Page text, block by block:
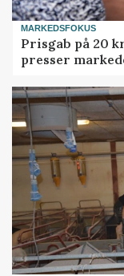
MARKEDSFOKUS
Prisgab på 20
presser